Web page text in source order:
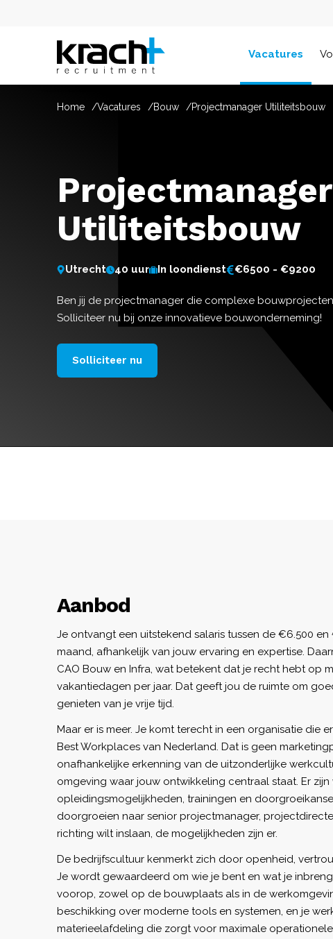
Vacatures
Home Vacatures Bouw Projectmanager Utiliteitsbouw
Projectmanager
Utiliteitsbouw
Utrecht 40 uur In loondienst €6500 - €9200
Ben jij de projectmanager die complexe
Solliciteer nu bij onze innovatieve bouwonderneming!
Solliciteer nu
Aanbod
Je ontvangt een uitstekend salaris tussen de €6.500
maand, afhankelijk van jouw ervaring en expertise.
CAO Bouw en Infra, wat betekent dat je recht hebt op
vakantiedagen per jaar. Dat geeft jou de ruimte om
genieten van je vrije tijd.
Maar er is meer. Je komt terecht in een organisatie die
Best Workplaces van Nederland. Dat is geen
onafhankelijke erkenning van de uitzonderlijke
omgeving waar jouw ontwikkeling centraal staat. Er
opleidingsmogelijkheden, trainingen en
doorgroeien naar senior projectmanager,
richting wilt inslaan, de mogelijkheden zijn er.
De bedrijfscultuur kenmerkt zich door openheid,
Je wordt gewaardeerd om wie je bent en wat je
voorop, zowel op de bouwplaats als in de
beschikking over moderne tools en systemen, en je
materieelafdeling die zorgt voor maximale